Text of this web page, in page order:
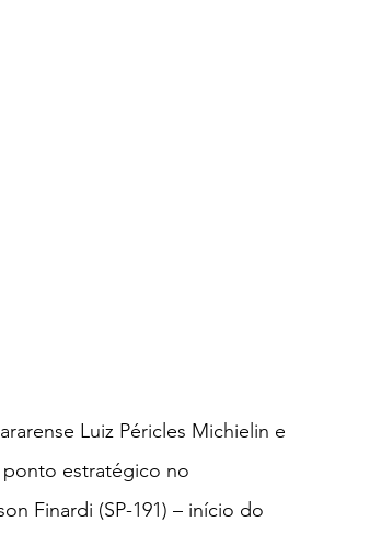
Luiz Péricles Michielin e
ponto estratégico no
Finardi (SP-191) – início do